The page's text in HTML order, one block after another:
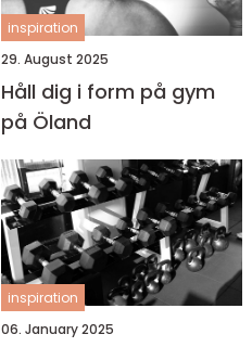
inspiration
29. August 2025
Håll dig i form på gym
på Öland
inspiration
06. January 2025